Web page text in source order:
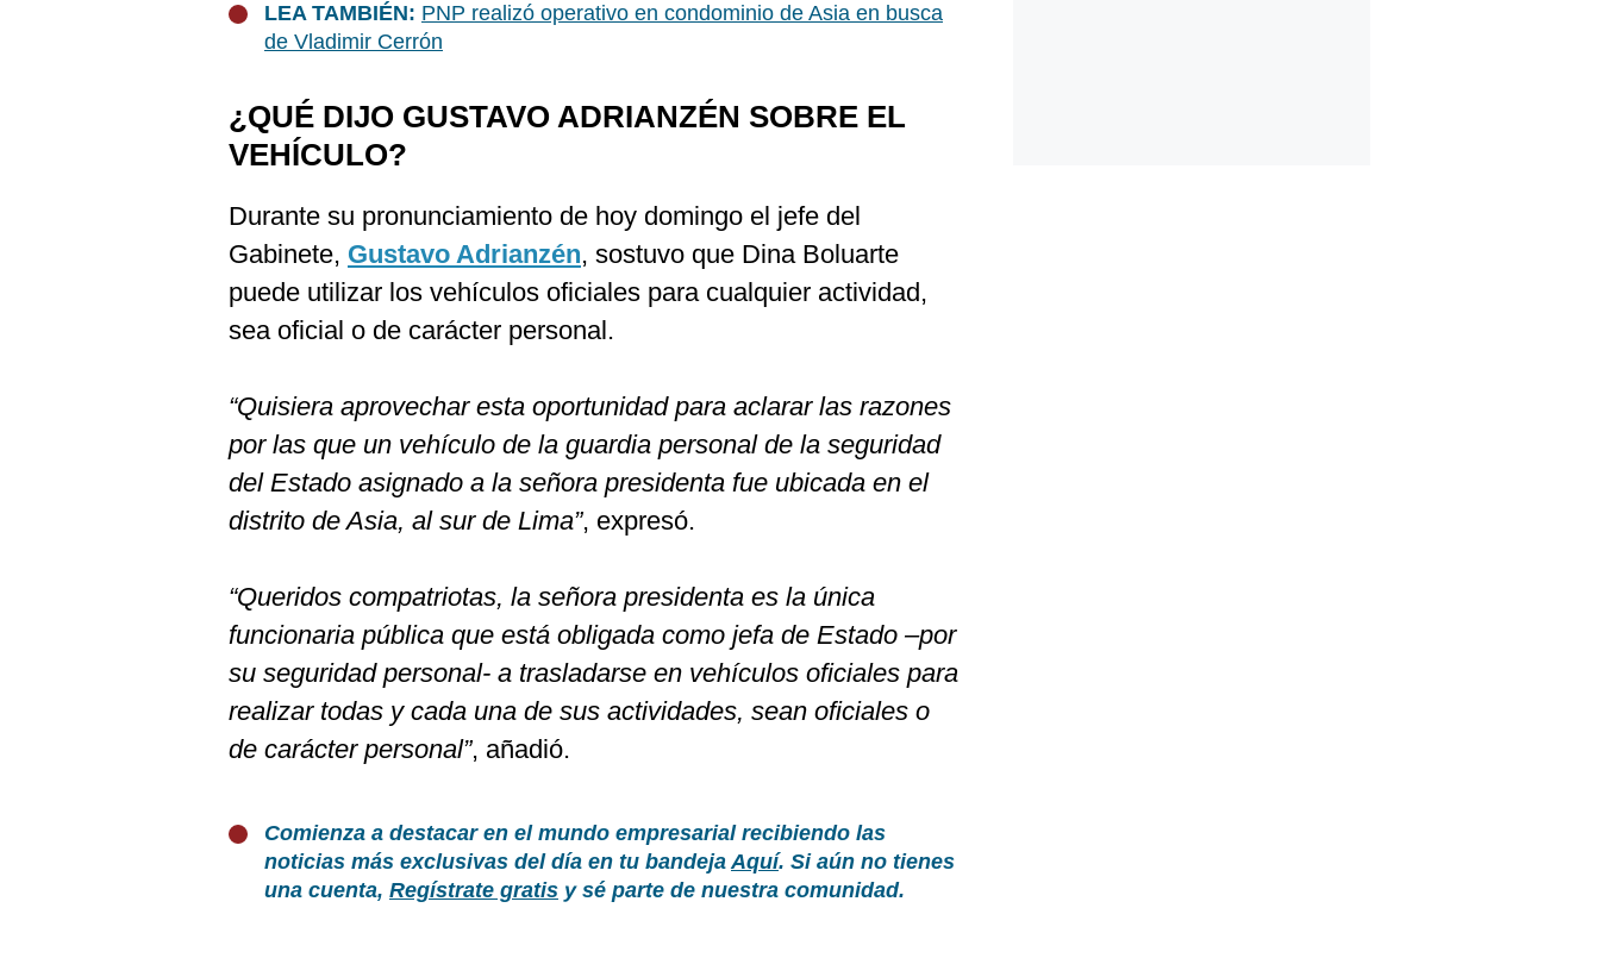
LEA TAMBIÉN: PNP realizó operativo en condominio de Asia en busca
de Vladimir Cerrón
¿QUÉ DIJO GUSTAVO ADRIANZÉN SOBRE EL
VEHÍCULO?
Durante su pronunciamiento de hoy domingo el jefe del
Gabinete, Gustavo Adrianzén, sostuvo que Dina Boluarte
puede utilizar los vehículos oficiales para cualquier actividad,
sea oficial o de carácter personal.
“Quisiera aprovechar esta oportunidad para aclarar las razones
por las que un vehículo de la guardia personal de la seguridad
del Estado asignado a la señora presidenta fue ubicada en el
distrito de Asia, al sur de Lima”, expresó.
“Queridos compatriotas, la señora presidenta es la única
funcionaria pública que está obligada como jefa de Estado –por
su seguridad personal- a trasladarse en vehículos oficiales para
realizar todas y cada una de sus actividades, sean oficiales o
de carácter personal”, añadió.
Comienza a destacar en el mundo empresarial recibiendo las
noticias más exclusivas del día en tu bandejaAquí. Si aún no tienes
una cuenta, Regístrate gratis y sé parte de nuestra comunidad.